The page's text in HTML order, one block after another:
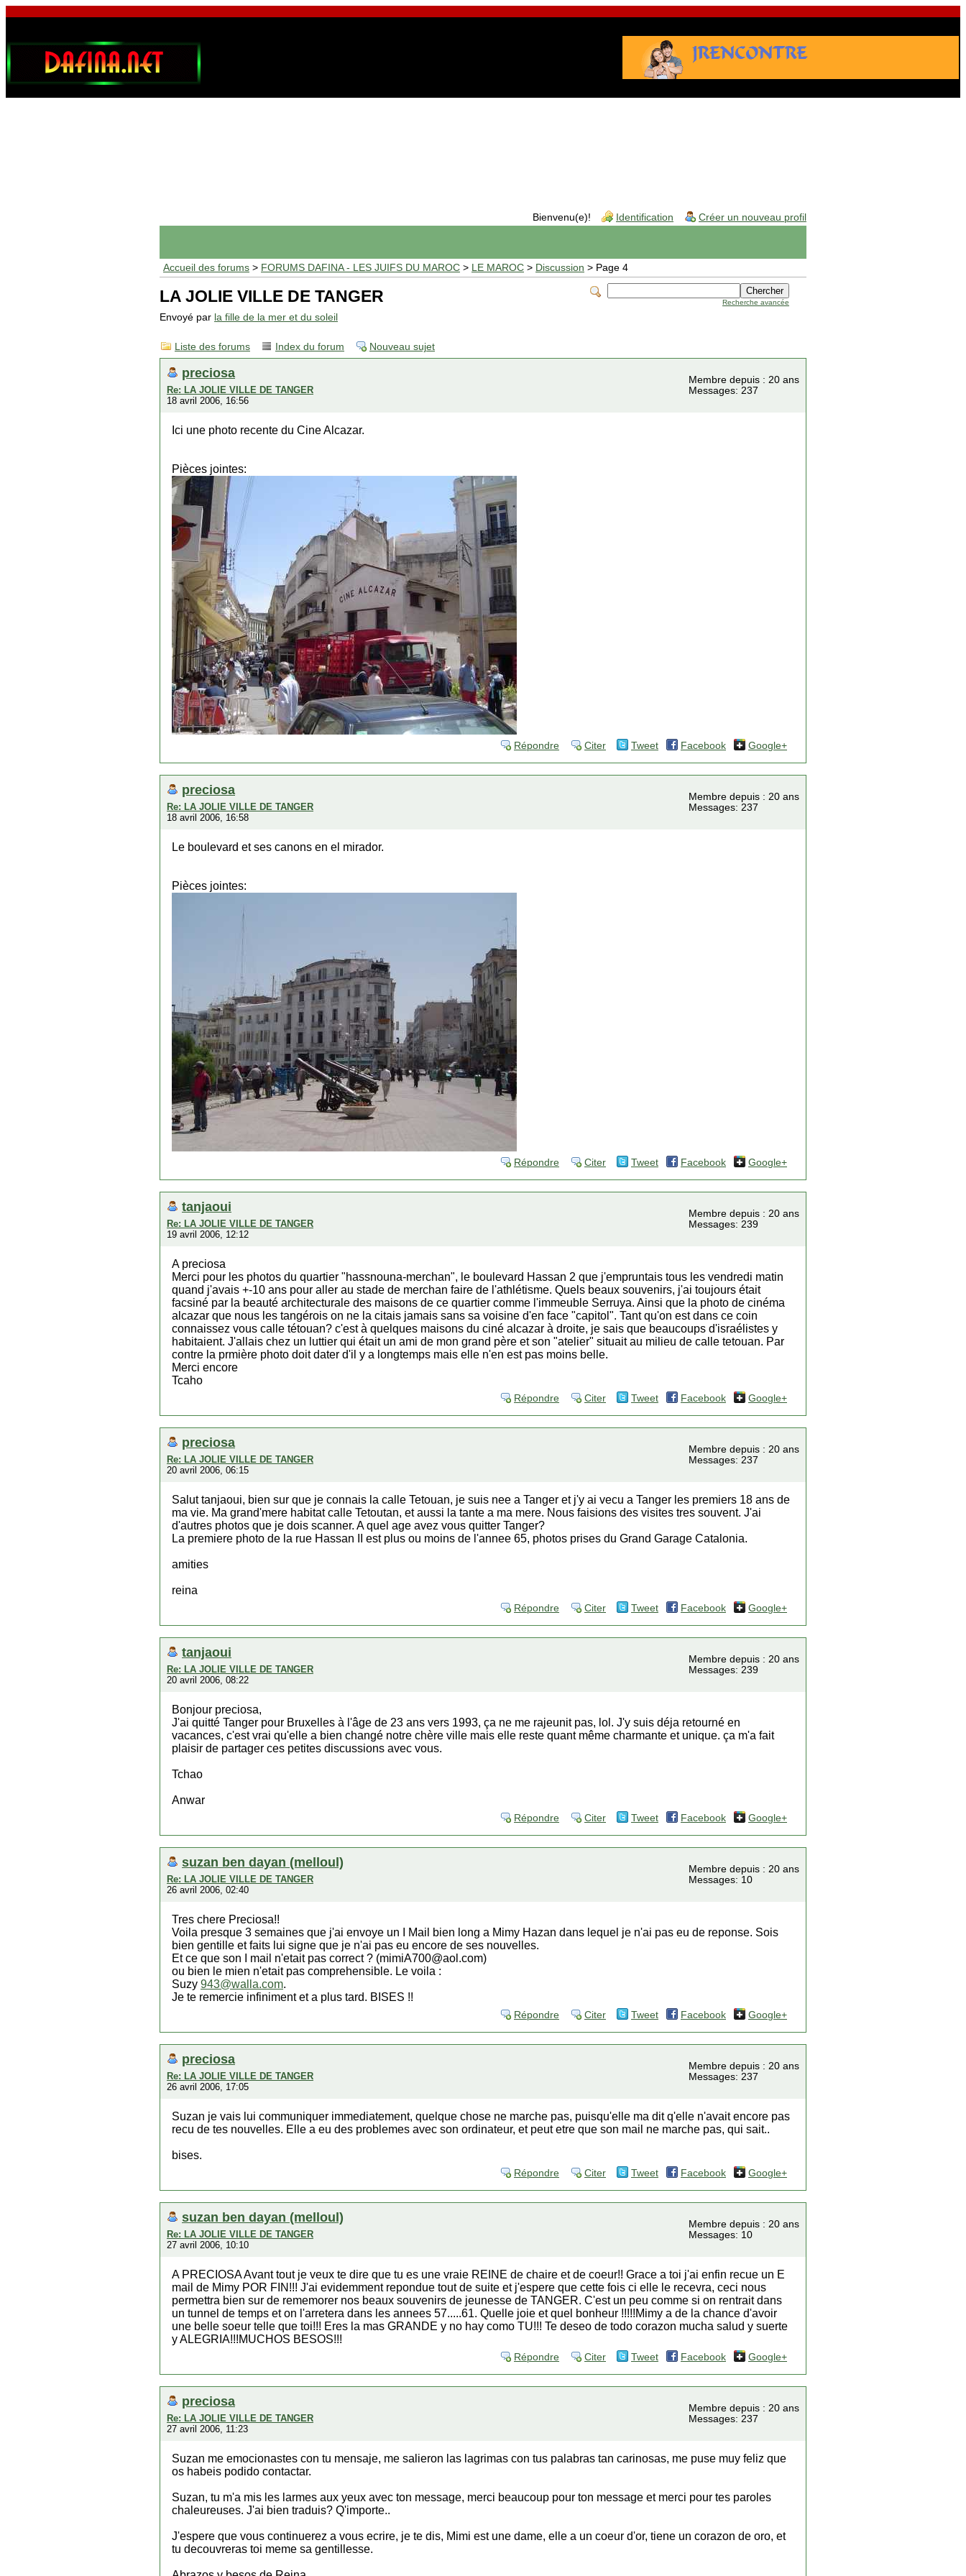
Bienvenu(e)! Identification Créer un nouveau profil
Accueil des forums > FORUMS DAFINA - LES JUIFS DU MAROC > LE MAROC > Discussion > Page 4
Recherche avancée
LA JOLIE VILLE DE TANGER
Envoyé par la fille de la mer et du soleil
Liste des forums Index du forum Nouveau sujet
preciosa
Re: LA JOLIE VILLE DE TANGER
18 avril 2006, 16:56
Membre depuis : 20 ans
Messages: 237
Ici une photo recente du Cine Alcazar.
Pièces jointes:
Répondre Citer Tweet Facebook Google+
preciosa
Re: LA JOLIE VILLE DE TANGER
18 avril 2006, 16:58
Membre depuis : 20 ans
Messages: 237
Le boulevard et ses canons en el mirador.
Pièces jointes:
Répondre Citer Tweet Facebook Google+
tanjaoui
Re: LA JOLIE VILLE DE TANGER
19 avril 2006, 12:12
Membre depuis : 20 ans
Messages: 239
A preciosa
Merci pour les photos du quartier "hassnouna-merchan", le boulevard Hassan 2 que j'empruntais tous les vendredi matin
quand j'avais +-10 ans pour aller au stade de merchan faire de l'athlétisme. Quels beaux souvenirs, j'ai toujours était
facsiné par la beauté architecturale des maisons de ce quartier comme l'immeuble Serruya. Ainsi que la photo de cinéma
alcazar que nous les tangérois on ne la citais jamais sans sa voisine d'en face "capitol". Tant qu'on est dans ce coin
connaissez vous calle tétouan? c'est à quelques maisons du ciné alcazar à droite, je sais que beaucoups d'israélistes y
habitaient. J'allais chez un luttier qui était un ami de mon grand père et son "atelier" situait au milieu de calle tetouan. Par
contre la prmière photo doit dater d'il y a longtemps mais elle n'en est pas moins belle.
Merci encore
Tcaho
Répondre Citer Tweet Facebook Google+
preciosa
Re: LA JOLIE VILLE DE TANGER
20 avril 2006, 06:15
Membre depuis : 20 ans
Messages: 237
Salut tanjaoui, bien sur que je connais la calle Tetouan, je suis nee a Tanger et j'y ai vecu a Tanger les premiers 18 ans de
ma vie. Ma grand'mere habitat calle Tetoutan, et aussi la tante a ma mere. Nous faisions des visites tres souvent. J'ai
d'autres photos que je dois scanner. A quel age avez vous quitter Tanger?
La premiere photo de la rue Hassan II est plus ou moins de l'annee 65, photos prises du Grand Garage Catalonia.
amities
reina
Répondre Citer Tweet Facebook Google+
tanjaoui
Re: LA JOLIE VILLE DE TANGER
20 avril 2006, 08:22
Membre depuis : 20 ans
Messages: 239
Bonjour preciosa,
J'ai quitté Tanger pour Bruxelles à l'âge de 23 ans vers 1993, ça ne me rajeunit pas, lol. J'y suis déja retourné en
vacances, c'est vrai qu'elle a bien changé notre chère ville mais elle reste quant même charmante et unique. ça m'a fait
plaisir de partager ces petites discussions avec vous.
Tchao
Anwar
Répondre Citer Tweet Facebook Google+
suzan ben dayan (melloul)
Re: LA JOLIE VILLE DE TANGER
26 avril 2006, 02:40
Membre depuis : 20 ans
Messages: 10
Tres chere Preciosa!!
Voila presque 3 semaines que j'ai envoye un I Mail bien long a Mimy Hazan dans lequel je n'ai pas eu de reponse. Sois
bien gentille et faits lui signe que je n'ai pas eu encore de ses nouvelles.
Et ce que son I mail n'etait pas correct ? (mimiA700@aol.com)
ou bien le mien n'etait pas comprehensible. Le voila :
Suzy 943@walla.com.
Je te remercie infiniment et a plus tard. BISES !!
Répondre Citer Tweet Facebook Google+
preciosa
Re: LA JOLIE VILLE DE TANGER
26 avril 2006, 17:05
Membre depuis : 20 ans
Messages: 237
Suzan je vais lui communiquer immediatement, quelque chose ne marche pas, puisqu'elle ma dit q'elle n'avait encore pas
recu de tes nouvelles. Elle a eu des problemes avec son ordinateur, et peut etre que son mail ne marche pas, qui sait..
bises.
Répondre Citer Tweet Facebook Google+
suzan ben dayan (melloul)
Re: LA JOLIE VILLE DE TANGER
27 avril 2006, 10:10
Membre depuis : 20 ans
Messages: 10
A PRECIOSA Avant tout je veux te dire que tu es une vraie REINE de chaire et de coeur!! Grace a toi j'ai enfin recue un E
mail de Mimy POR FIN!!! J'ai evidemment repondue tout de suite et j'espere que cette fois ci elle le recevra, ceci nous
permettra bien sur de rememorer nos beaux souvenirs de jeunesse de TANGER. C'est un peu comme si on rentrait dans
un tunnel de temps et on l'arretera dans les annees 57.....61. Quelle joie et quel bonheur !!!!!Mimy a de la chance d'avoir
une belle soeur telle que toi!!! Eres la mas GRANDE y no hay como TU!!! Te deseo de todo corazon mucha salud y suerte
y ALEGRIA!!!MUCHOS BESOS!!!
Répondre Citer Tweet Facebook Google+
preciosa
Re: LA JOLIE VILLE DE TANGER
27 avril 2006, 11:23
Membre depuis : 20 ans
Messages: 237
Suzan me emocionastes con tu mensaje, me salieron las lagrimas con tus palabras tan carinosas, me puse muy feliz que
os habeis podido contactar.
Suzan, tu m'a mis les larmes aux yeux avec ton message, merci beaucoup pour ton message et merci pour tes paroles
chaleureuses. J'ai bien traduis? Q'importe..
J'espere que vous continuerez a vous ecrire, je te dis, Mimi est une dame, elle a un coeur d'or, tiene un corazon de oro, et
tu decouvreras toi meme sa gentillesse.